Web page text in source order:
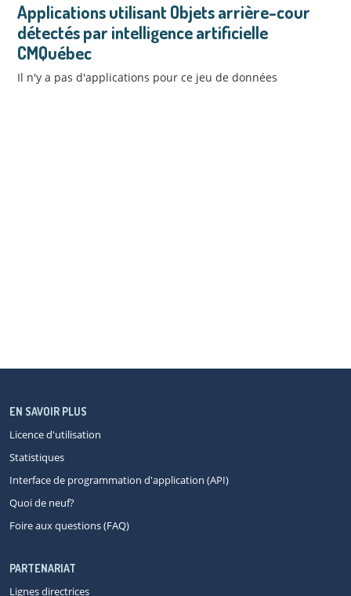
Applications utilisant Objets arrière-cour
détectés par intelligence artificielle
CMQuébec
Il n'y a pas d'applications pour ce jeu de données
EN SAVOIR PLUS
Licence d'utilisation
Statistiques
Interface de programmation d'application (API)
Quoi de neuf?
Foire aux questions (FAQ)
PARTENARIAT
Lignes directrices